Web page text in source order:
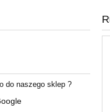
do naszego sklep ?